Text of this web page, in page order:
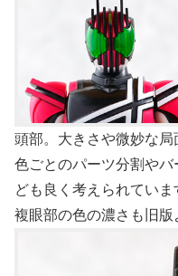
頭部。大きさや微妙な局
色ごとのパーツ分割や
ども良く考えられていま
複眼部の色の濃さも旧版